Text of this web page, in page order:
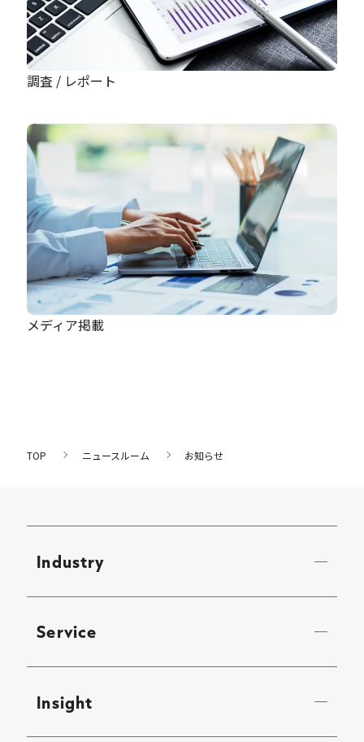
調査 / レポート
メディア掲載
TOP ニュースルーム お知らせ
Industry
Service
Insight